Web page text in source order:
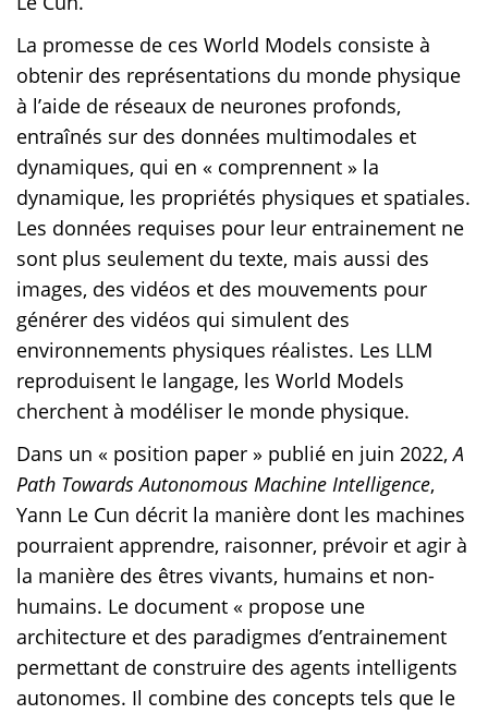
La promesse de ces World Models consiste à
obtenir des représentations du monde physique
à l’aide de réseaux de neurones profonds,
entraînés sur des données multimodales et
dynamiques, qui en « comprennent » la
dynamique, les propriétés physiques et spatiales.
Les données requises pour leur entrainement ne
sont plus seulement du texte, mais aussi des
images, des vidéos et des mouvements pour
générer des vidéos qui simulent des
environnements physiques réalistes. Les LLM
reproduisent le langage, les World Models
cherchent à modéliser le monde physique.
Dans un « position paper » publié en juin 2022,A
Path Towards Autonomous Machine Intelligence,
Yann Le Cun décrit la manière dont les machines
pourraient apprendre, raisonner, prévoir et agir à
la manière des êtres vivants, humains et non-
humains. Le document « propose une
architecture et des paradigmes d’entrainement
permettant de construire des agents intelligents
autonomes. Il combine des concepts tels que le